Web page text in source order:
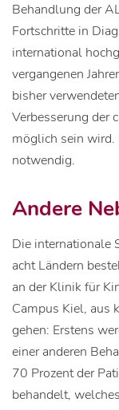
Behandlung der
Fortschritte in
international
vergangenen
bisher
Verbesserung der
möglich sein wird.
notwendig.
Andere
Die internationale
acht Ländern
an der Klinik für
Campus Kiel, aus
gehen: Erstens
einer anderen
70 Prozent der
behandelt,